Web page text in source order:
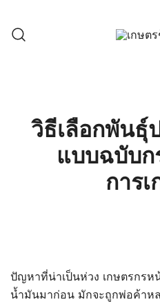
content
วิธีเลือกพัน
แบบฉบับก
การ
ปัญหาที่น่าเป็นห่วง เกษตรกรห
น้ำมันมาก่อน มักจะถูกพ่อค้าห